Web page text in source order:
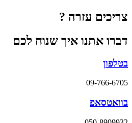
צריכים עזרה ?
דברו אתנו איך שנוח לכם
בטלפון
09-766-6705
בוואטסאפ